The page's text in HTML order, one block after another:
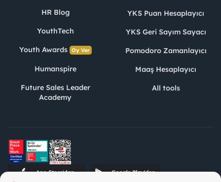
HR Blog
YouthTech
Youth Awards Oy Ver
Humanspire
Future Sales Leader
Academy
YKS Puan Hesaplayıcı
YKS Geri Sayım Sayacı
Pomodoro Zamanlayıcı
Maaş Hesaplayıcı
All tools